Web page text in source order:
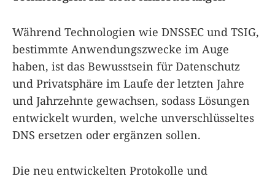
Während Technologien wie DNSSEC und TSIG,
bestimmte Anwendungszwecke im Auge
haben, ist das Bewusstsein für Datenschutz
und Privatsphäre im Laufe der letzten Jahre
und Jahrzehnte gewachsen, sodass Lösungen
entwickelt wurden, welche unverschlüsseltes
DNS ersetzen oder ergänzen sollen.
Die neu entwickelten Protokolle und